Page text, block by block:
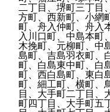
二丁目、堺町三丁目
方町、西新町、小網
町、舟入仲町、舟入
入川口町、中島本町
木挽町、元柳町、中
島町、吉島羽衣町、
町、白島東中町、白
町、西白島町、東白
町、細工町、横町、
目、大手町二丁目、
町四丁目、大手町五